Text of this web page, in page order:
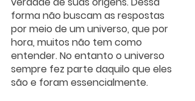
forma não buscam as respostas
por meio de um universo, que por
hora, muitos não tem como
entender. No entanto o universo
sempre fez parte daquilo que eles
são e foram essencialmente.